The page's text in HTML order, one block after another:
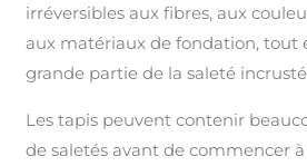
irréversibles aux fibres, aux
aux matériaux de fondation, tout
grande partie de la saleté
Les tapis peuvent contenir
de saletés avant de commencer